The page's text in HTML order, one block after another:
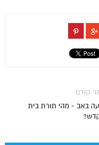
קודם
באב - מהי תורת בית